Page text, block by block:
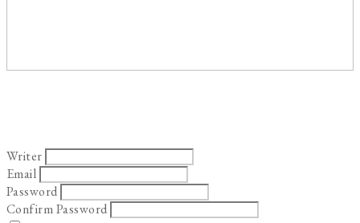
Writer
Email
Password
Confirm Password